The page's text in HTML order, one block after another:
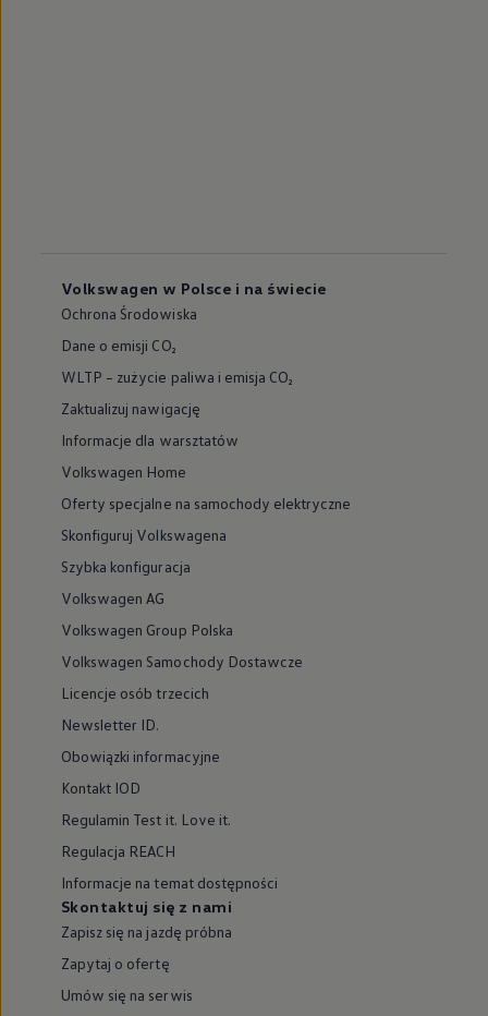
Volkswagen w Polsce i na świecie
Ochrona Środowiska
Dane o emisji CO₂
WLTP – zużycie paliwa i emisja CO₂
Zaktualizuj nawigację
Informacje dla warsztatów
Volkswagen Home
Oferty specjalne na samochody elektryczne
Skonfiguruj Volkswagena
Szybka konfiguracja
Volkswagen AG
Volkswagen Group Polska
Volkswagen Samochody Dostawcze
Licencje osób trzecich
Newsletter ID.
Obowiązki informacyjne
Kontakt IOD
Regulamin Test it. Love it.
Regulacja REACH
Informacje na temat dostępności
Skontaktuj się z nami
Zapisz się na jazdę próbna
Zapytaj o ofertę
Umów się na serwis